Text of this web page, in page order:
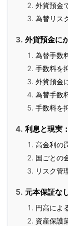
外貨預金
為替リス
外貨預金に
為替手数
手数料を
外貨預金
為替手数
手数料を
利息と現実
高金利の
国ごとの
リスク管
元本保証な
円高によ
資産保護